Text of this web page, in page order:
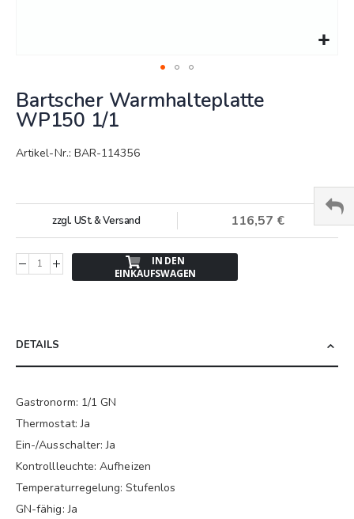
zum
Anfang
der
Bildergalerie
Bartscher Warmhalteplatte
WP150 1/1
Artikel-Nr.: BAR-114356
116,57 €
zzgl. USt. & Versand
IN DEN
EINKAUFSWAGEN
DETAILS
Gastronorm: 1/1 GN
Thermostat: Ja
Ein-/Ausschalter: Ja
Kontrollleuchte: Aufheizen
Temperaturregelung: Stufenlos
GN-fähig: Ja